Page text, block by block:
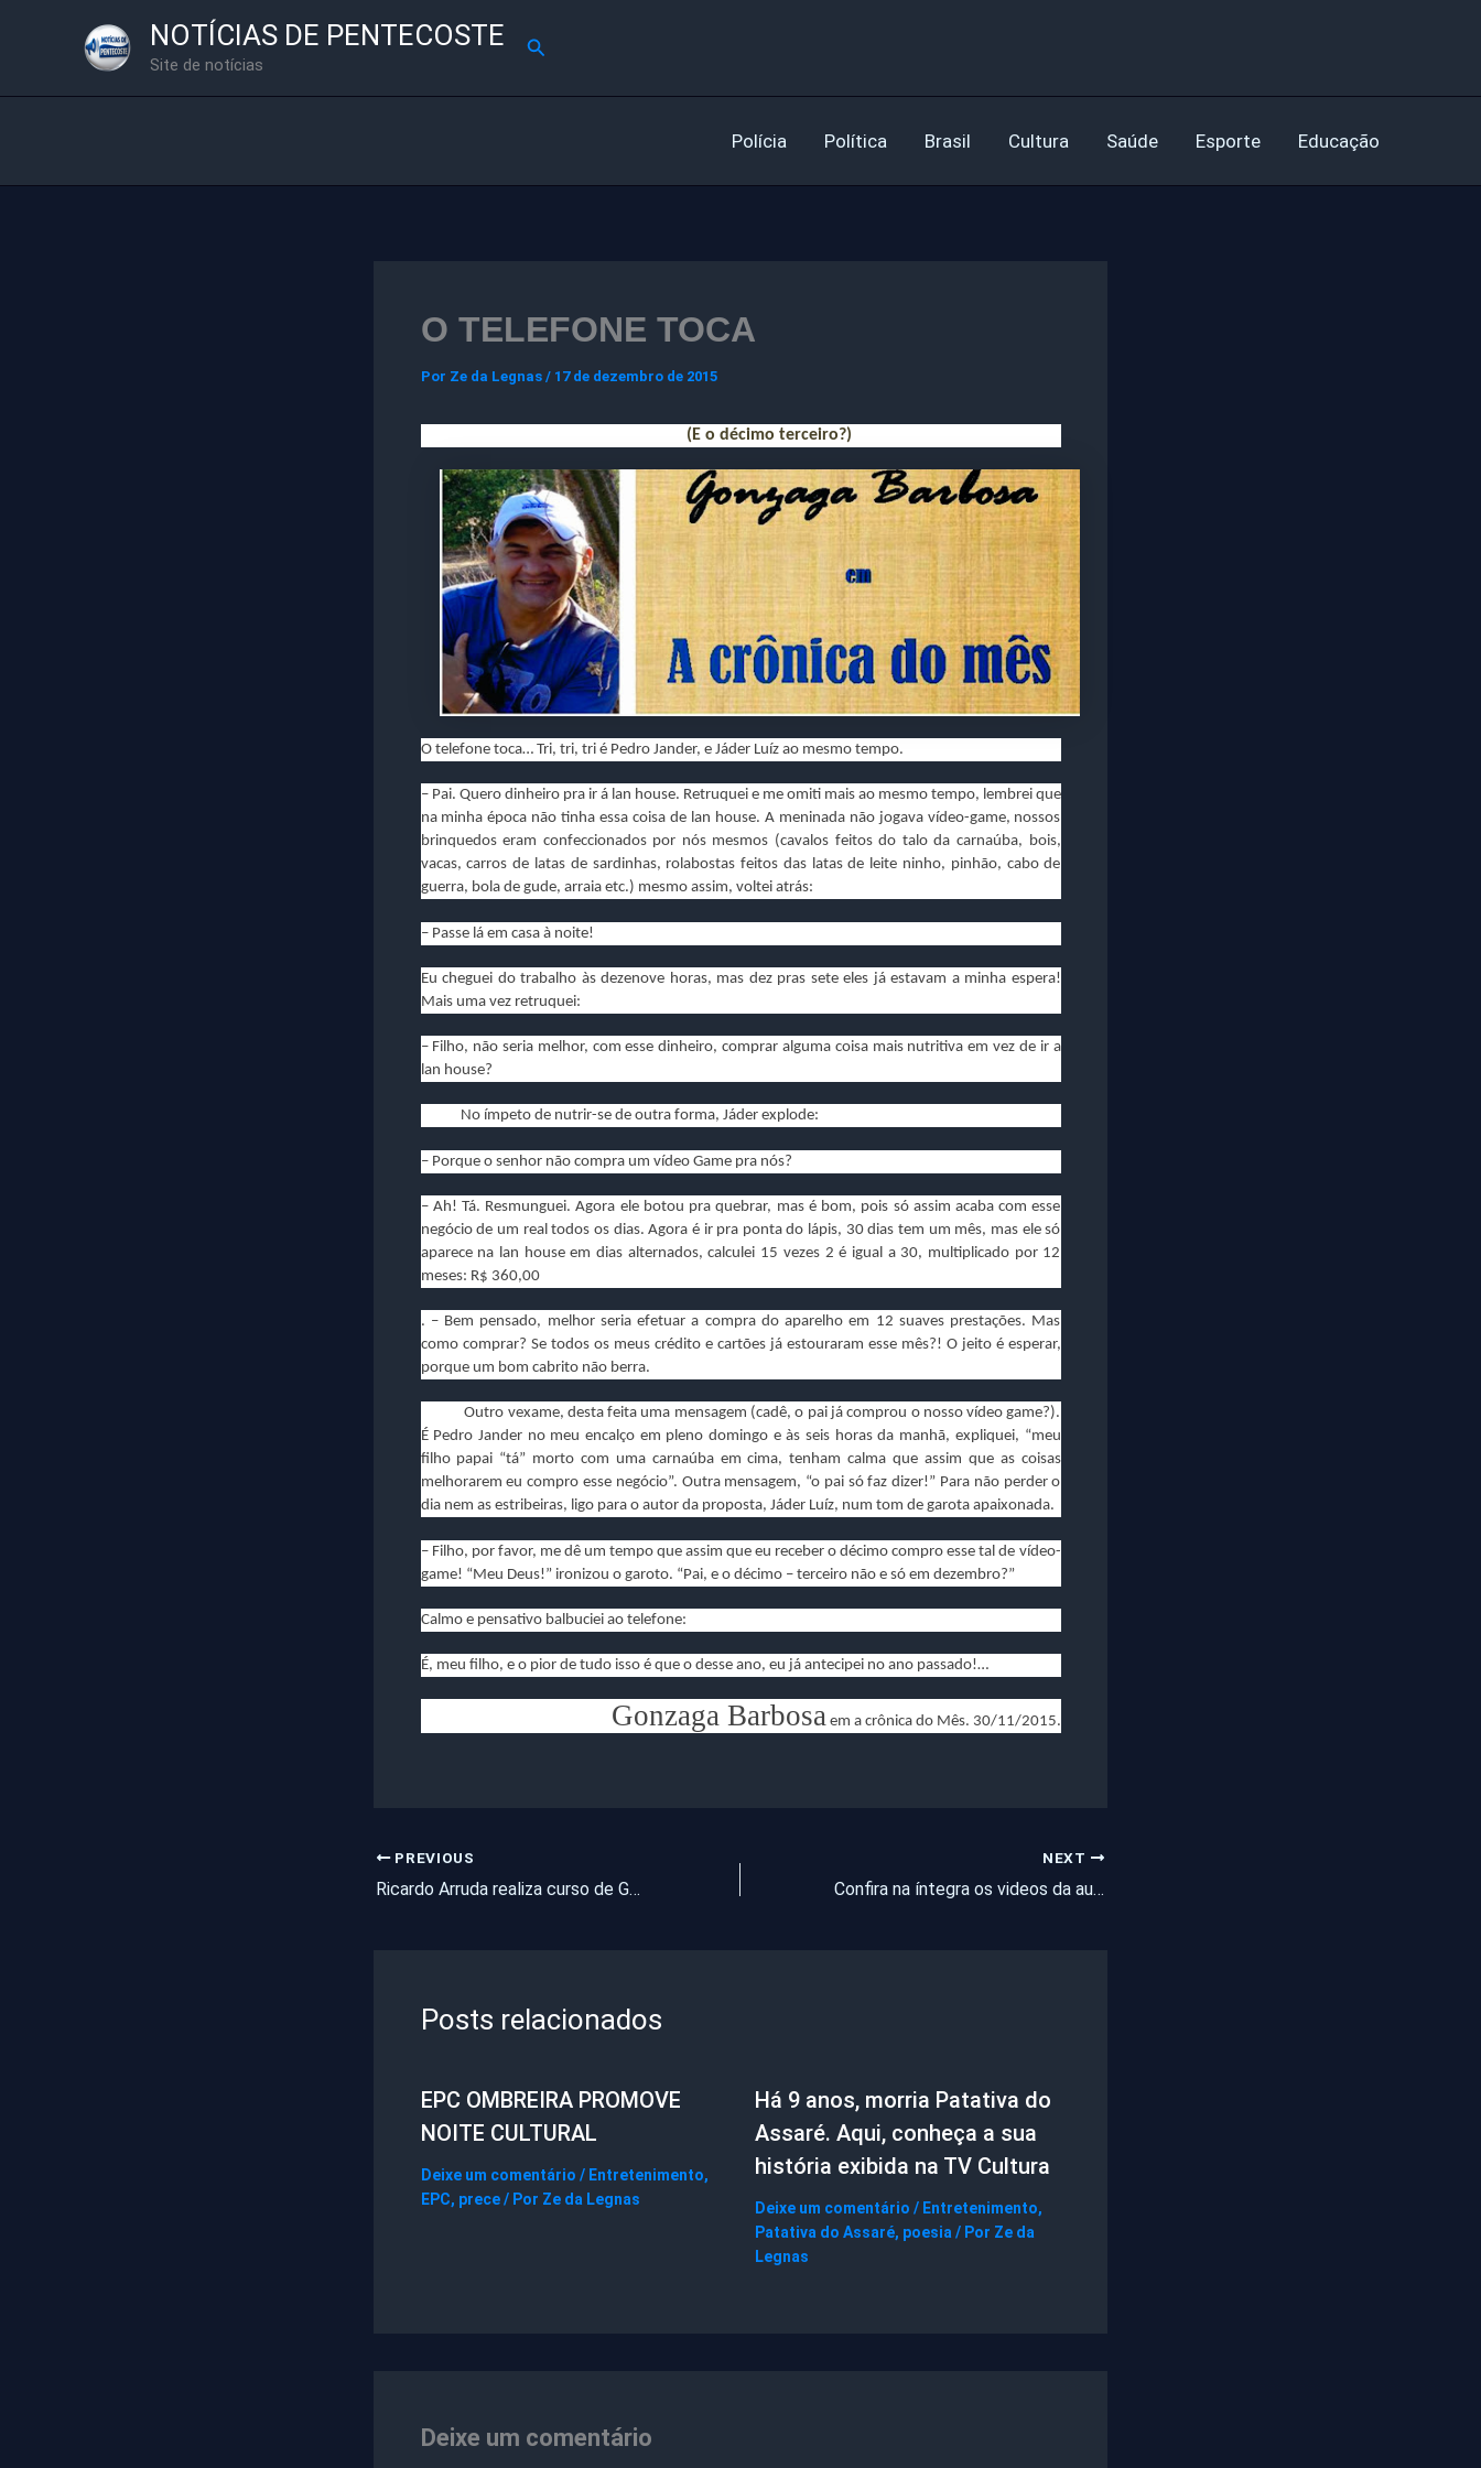
NOTÍCIAS DE PENTECOSTE
Site de notícias
Pesquisar
Polícia Política Brasil Cultura Saúde Esporte Educação
O TELEFONE TOCA
Por Ze da Legnas / 17 de dezembro de 2015
(E o décimo terceiro?)
O telefone toca… Tri, tri, tri é Pedro Jander, e Jáder Luíz ao mesmo tempo.
– Pai. Quero dinheiro pra ir á lan house. Retruquei e me omiti mais ao mesmo tempo, lembrei que
na minha época não tinha essa coisa de lan house. A meninada não jogava vídeo-game, nossos
brinquedos eram confeccionados por nós mesmos (cavalos feitos do talo da carnaúba, bois,
vacas, carros de latas de sardinhas, rolabostas feitos das latas de leite ninho, pinhão, cabo de
guerra, bola de gude, arraia etc.) mesmo assim, voltei atrás:
– Passe lá em casa à noite!
Eu cheguei do trabalho às dezenove horas, mas dez pras sete eles já estavam a minha espera!
Mais uma vez retruquei:
– Filho, não seria melhor, com esse dinheiro, comprar alguma coisa mais nutritiva em vez de ir a
lan house?
No ímpeto de nutrir-se de outra forma, Jáder explode:
– Porque o senhor não compra um vídeo Game pra nós?
– Ah! Tá. Resmunguei. Agora ele botou pra quebrar, mas é bom, pois só assim acaba com esse
negócio de um real todos os dias. Agora é ir pra ponta do lápis, 30 dias tem um mês, mas ele só
aparece na lan house em dias alternados, calculei 15 vezes 2 é igual a 30, multiplicado por 12
meses: R$ 360,00
. – Bem pensado, melhor seria efetuar a compra do aparelho em 12 suaves prestações. Mas
como comprar? Se todos os meus crédito e cartões já estouraram esse mês?! O jeito é esperar,
porque um bom cabrito não berra.
Outro vexame, desta feita uma mensagem (cadê, o pai já comprou o nosso vídeo game?).
É Pedro Jander no meu encalço em pleno domingo e às seis horas da manhã, expliquei, “meu
filho papai “tá” morto com uma carnaúba em cima, tenham calma que assim que as coisas
melhorarem eu compro esse negócio”. Outra mensagem, “o pai só faz dizer!” Para não perder o
dia nem as estribeiras, ligo para o autor da proposta, Jáder Luíz, num tom de garota apaixonada.
– Filho, por favor, me dê um tempo que assim que eu receber o décimo compro esse tal de vídeo-
game! “Meu Deus!” ironizou o garoto. “Pai, e o décimo – terceiro não e só em dezembro?”
Calmo e pensativo balbuciei ao telefone:
É, meu filho, e o pior de tudo isso é que o desse ano, eu já antecipei no ano passado!…
Gonzaga Barbosaem a crônica do Mês. 30/11/2015.
PREVIOUS
Ricardo Arruda realiza curso de Geoplastia dos Fios e Tendência de Mechas Primavera/Verão
NEXT
Confira na íntegra os videos da audiência pública com proprietários de bares e clubes de Pentecoste, Apuiarés e General
Posts relacionados
EPC OMBREIRA PROMOVE
NOITE CULTURAL
Deixe um comentário / Entretenimento,
EPC, prece/ Por Ze da Legnas
Há 9 anos, morria Patativa do
Assaré. Aqui, conheça a sua
história exibida na TV Cultura
Deixe um comentário / Entretenimento,
Patativa do Assaré, poesia / Por Ze da
Legnas
Deixe um comentário